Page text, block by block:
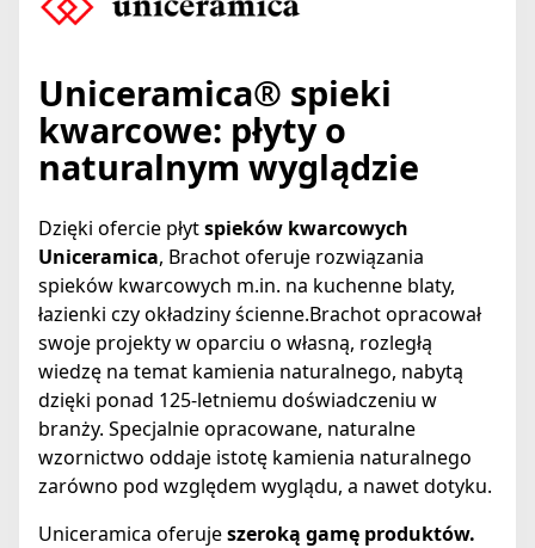
Uniceramica® spieki
kwarcowe: płyty o
naturalnym wyglądzie
Dzięki ofercie płytspieków kwarcowych
Uniceramica, Brachot oferuje rozwiązania
spieków kwarcowych m.in. na kuchenne blaty,
łazienki czy okładziny ścienne.Brachot opracował
swoje projekty w oparciu o własną, rozległą
wiedzę na temat kamienia naturalnego, nabytą
dzięki ponad 125-letniemu doświadczeniu w
branży. Specjalnie opracowane, naturalne
wzornictwo oddaje istotę kamienia naturalnego
zarówno pod względem wyglądu, a nawet dotyku.
Uniceramica oferujeszeroką gamę produktów.